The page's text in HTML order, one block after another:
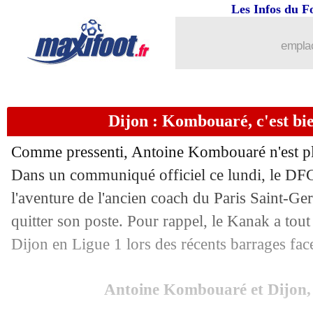
Les Infos du
Dijon : Kombouaré, c'est
Comme pressenti, Antoine Kombouaré n'est
Dans un communiqué officiel ce lundi, le
l'aventure de l'ancien coach du Paris Saint-
quitter son poste. Pour rappel, le Kanak a
Dijon en Ligue 1 lors des récents barrages
Antoine Kombouaré et
Roma: Gonalons au rebond en
10/06 Lille
10/06 PSG: la belle opportunité Sarabia
10/06 Man Utd: Eriksen pour oublier
10/06 Ballon d'Or: Ronaldo refuse de se
10/06 OM : Sakai plait à Tottenham !
: Neymar a perdu de la valeur